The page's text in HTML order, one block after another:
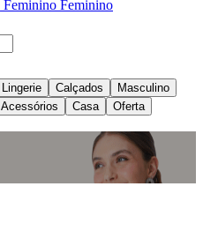
Feminino Feminino
Lingerie Calçados
Masculino
Acessórios Casa Oferta